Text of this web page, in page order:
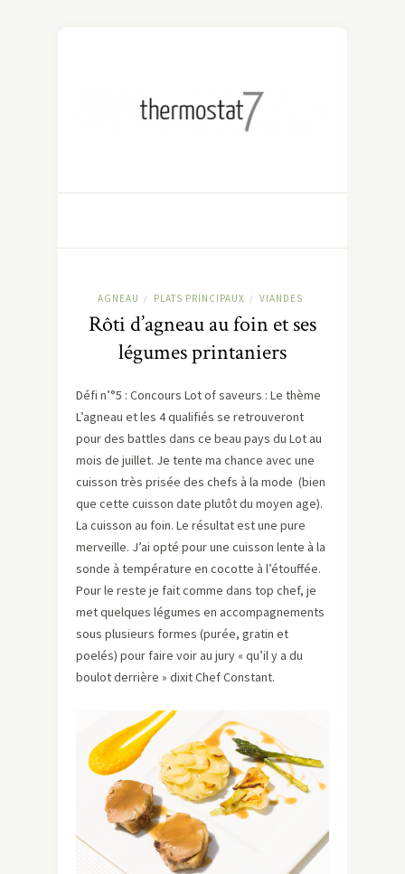
AGNEAU / PLATS PRINCIPAUX / VIANDES
Rôti d’agneau au foin et ses
légumes printaniers
Défi n’°5 : Concours Lot of saveurs : Le thème
L’agneau et les 4 qualifiés se retrouveront
pour des battles dans ce beau pays du Lot au
mois de juillet. Je tente ma chance avec une
cuisson très prisée des chefs à la mode (bien
que cette cuisson date plutôt du moyen age).
La cuisson au foin. Le résultat est une pure
merveille. J’ai opté pour une cuisson lente à la
sonde à température en cocotte à l’étouffée.
Pour le reste je fait comme dans top chef, je
met quelques légumes en accompagnements
sous plusieurs formes (purée, gratin et
poelés) pour faire voir au jury « qu’il y a du
boulot derrière » dixit Chef Constant.